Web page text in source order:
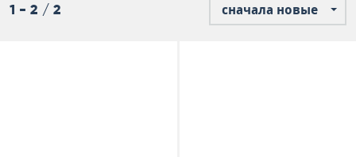
1 - 2 / 2 сначала новые